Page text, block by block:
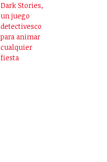
Dark Stories,
un juego
detectivesco
para animar
cualquier
fiesta